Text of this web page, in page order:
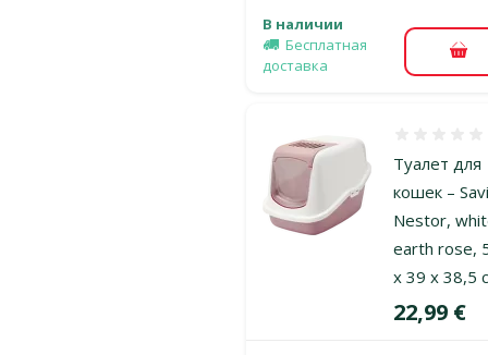
В наличии
Бесплатная
доставка
В
Туалет для
кошек –
Nestor,
earth rose,
x 39 x 38,5
Цена
22,99 €